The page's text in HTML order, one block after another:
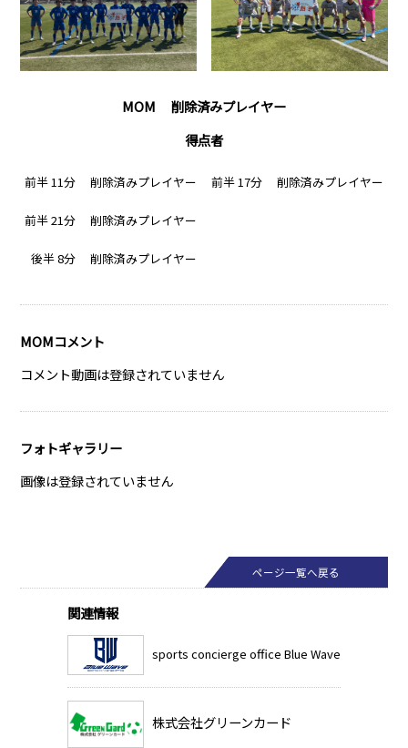
MOM 削除済みプレイヤー
得点者
前半 11分 削除済みプレイヤー
前半 21分 削除済みプレイヤー
後半 8分 削除済みプレイヤー
前半 17分 削除済みプレイヤー
MOMコメント
コメント動画は登録されていません
フォトギャラリー
画像は登録されていません
ページ一覧へ戻る
関連情報
sports concierge office Blue Wave
株式会社グリーンカード